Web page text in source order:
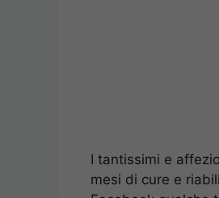
I tantissimi e
mesi di cure e